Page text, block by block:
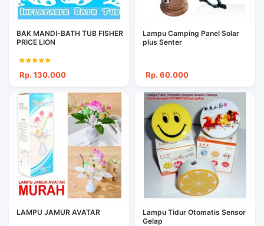
BAK MANDI-BATH TUB FISHER
PRICE LION
Rp. 130.000
Lampu Camping Panel Solar
plus Senter
Rp. 60.000
LAMPU JAMUR AVATAR
Lampu Tidur Otomatis Sensor
Gelap